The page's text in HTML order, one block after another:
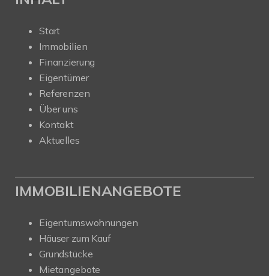
Start
Immobilien
Finanzierung
Eigentümer
Referenzen
Über uns
Kontakt
Aktuelles
IMMOBILIENANGEBOTE
Eigentumswohnungen
Häuser zum Kauf
Grundstücke
Mietangebote